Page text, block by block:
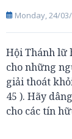
Monday, 24/
Hội Thánh lữ
cho những
giải thoát
45 ). Hãy
cho các tín